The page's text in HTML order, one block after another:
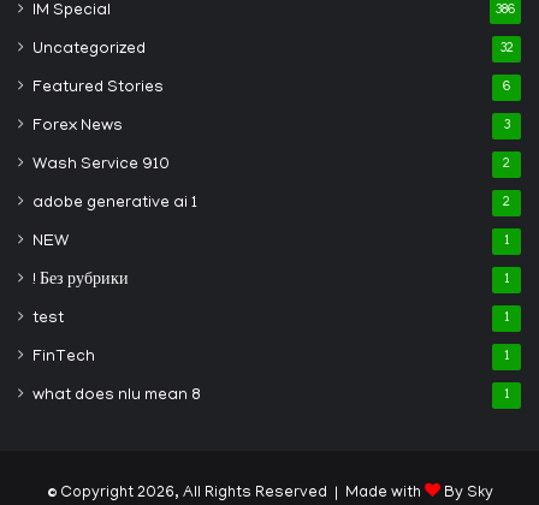
IM Special 386
Uncategorized 32
Featured Stories 6
Forex News 3
Wash Service 910 2
adobe generative ai 1 2
NEW 1
! Без рубрики 1
test 1
FinTech 1
what does nlu mean 8 1
© Copyright 2026, All Rights Reserved | Made with By Sky